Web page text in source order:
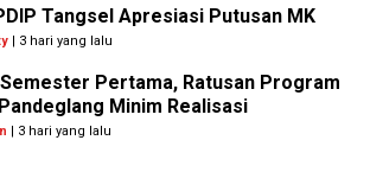
Tangsel Apresiasi Putusan MK
| 3 hari yang lalu
Pertama, Ratusan Program
Minim Realisasi
| 3 hari yang lalu